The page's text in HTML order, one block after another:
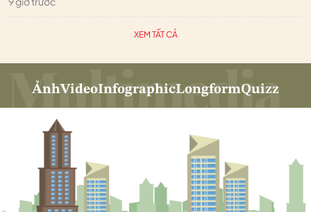
XEM TẤT CẢ
ẢnhVideoInfographicLongformQuizz